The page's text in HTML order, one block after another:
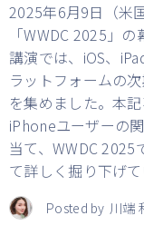
2025年6月9日（米
「WWDC 2025」
講演では、iOS、
ラットフォームの
を集めました。本
iPhoneユーザーの
当て、WWDC
て詳しく掘り下げ
Posted by 川端